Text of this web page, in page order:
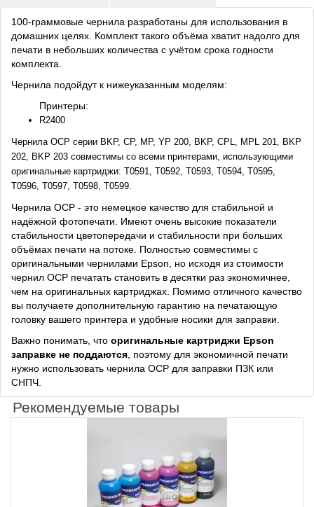
100-граммовые чернила разработаны для использования в
домашних целях. Комплект такого объёма хватит надолго для
печати в небольших количества с учётом срока годности
комплекта.
Чернила подойдут к нижеуказанным моделям:
Принтеры:
R2400
Чернила OCP серии BKP, CP, MP, YP 200, BKP, CPL, MPL 201, BKP
202, BKP 203 совместимы со всеми принтерами, использующими
оригинальные картриджи: T0591, T0592, T0593, T0594, T0595,
T0596, T0597, T0598, T0599.
Чернила OCP - это немецкое качество для стабильной и
надёжной фотопечати. Имеют очень высокие показатели
стабильности цветопередачи и стабильности при больших
объёмах печати на потоке. Полностью совместимы с
оригинальными чернилами Epson, но исходя из стоимости
чернил OCP печатать становить в десятки раз экономичнее,
чем на оригинальных картриджах. Помимо отличного качество
вы получаете дополнительную гарантию на печатающую
головку вашего принтера и удобные носики для заправки.
Важно понимать, что оригинальные картриджи Epson
заправке не поддаются, поэтому для экономичной печати
нужно использовать чернила OCP для заправки ПЗК или
СНПЧ.
Рекомендуемые товары